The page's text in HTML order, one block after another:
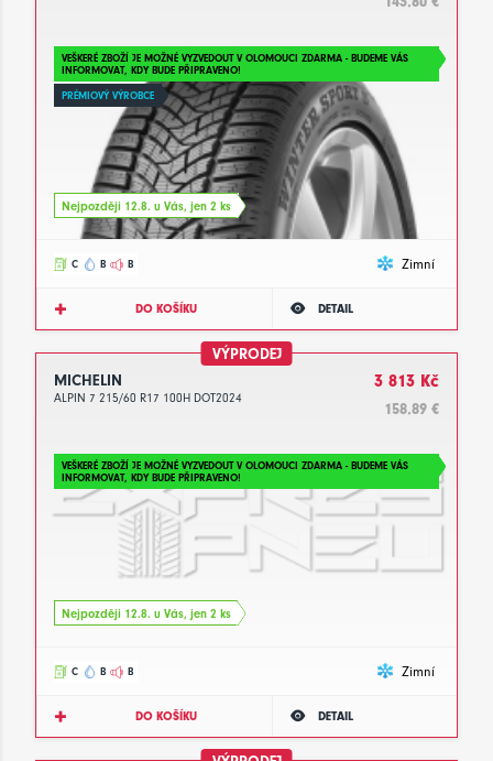
VEŠKERÉ ZBOŽÍ JE MOŽNÉ VYZVEDOUT V OLOMOUCI ZDARMA - BUDEME VÁS
INFORMOVAT, KDY BUDE PŘIPRAVENO!
PRÉMIOVÝ VÝROBCE
Nejpozději 12.8. u Vás, jen 2 ks
C B B Zimní
DO KOŠÍKU DETAIL
VÝPRODEJ
MICHELIN
ALPIN 7 215/60 R17 100H DOT2024
3 813 Kč
158.89 €
VEŠKERÉ ZBOŽÍ JE MOŽNÉ VYZVEDOUT V OLOMOUCI ZDARMA - BUDEME VÁS
INFORMOVAT, KDY BUDE PŘIPRAVENO!
Nejpozději 12.8. u Vás, jen 2 ks
C B B Zimní
DO KOŠÍKU DETAIL